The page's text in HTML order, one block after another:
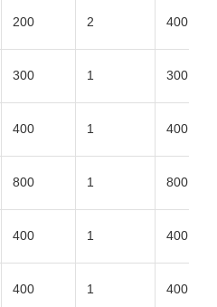
200 2 400
300 1 300
400 1 400
800 1 800
400 1 400
400 1 400